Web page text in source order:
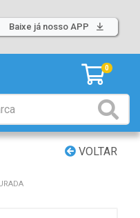
Baixe já nosso APP
0
VOLTAR